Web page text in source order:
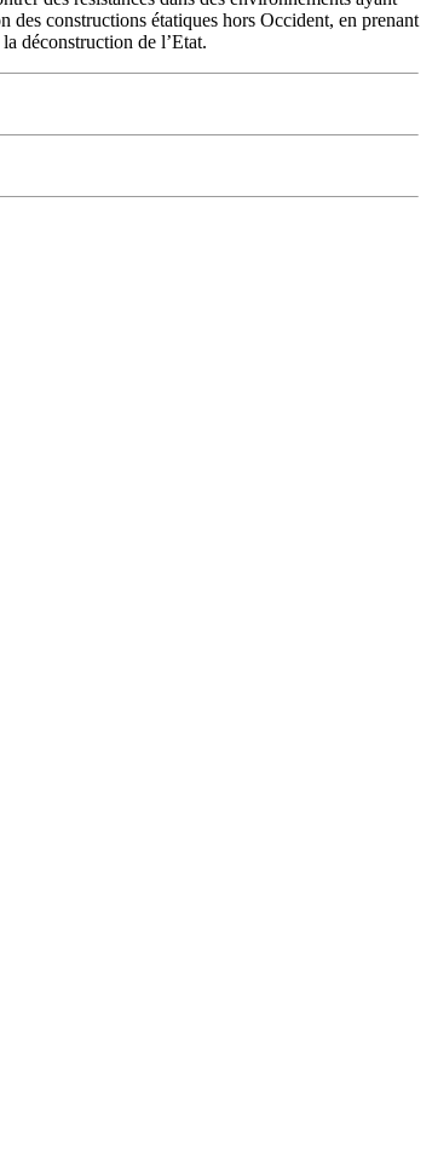
des constructions étatiques hors Occident, en prenant
déconstruction de l’Etat.